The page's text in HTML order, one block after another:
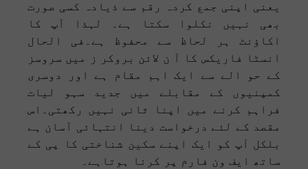
یعنی اپنی جمع کردہ رقم سے ذیادہ کسی صورت
بھی نہیں نکلوا سکتا ہے۔ لہذا آپ کا
اکاؤنٹ ہر لحاظ سے محفوظ ہے۔فی الحال
انسٹا فاریکس کا آ ن لائن بروکر ز میں سروسز
کے حو الے سے ایک اہم مقام ہے اور دوسری
کمپنیوں کے مقابلے میں جدید سہو لیات
فراہم کرنے میں اپنا ثانی نہیں رکھتی۔اس
مقصد کے لئے درخواست دینا انتہائی آسان ہے
بلکل آپ کو ایک اپنے سکین شناختی کا پی کے
ساتھ ایف ون فارم پر کرنا ہوتاہے۔